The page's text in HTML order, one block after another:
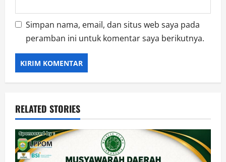
Simpan nama, email, dan situs web saya pada
peramban ini untuk komentar saya berikutnya.
RELATED STORIES